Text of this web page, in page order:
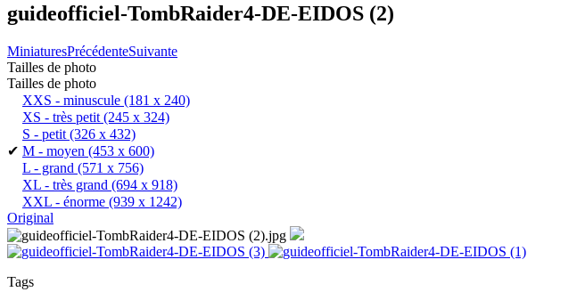
guideofficiel-TombRaider4-DE-EIDOS (2)
MiniaturesPrécédenteSuivante
Tailles de photo
Tailles de photo
XXS - minuscule (181 x 240)
XS - très petit (245 x 324)
S - petit (326 x 432)
✔ M - moyen (453 x 600)
L - grand (571 x 756)
XL - très grand (694 x 918)
XXL - énorme (939 x 1242)
Original
Tags